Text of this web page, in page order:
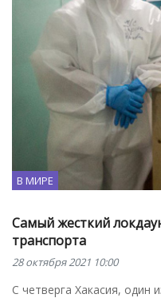
В МИРЕ
Самый жесткий
транспорта
28 октября 2021 10:00
С четверга Хакасия, один